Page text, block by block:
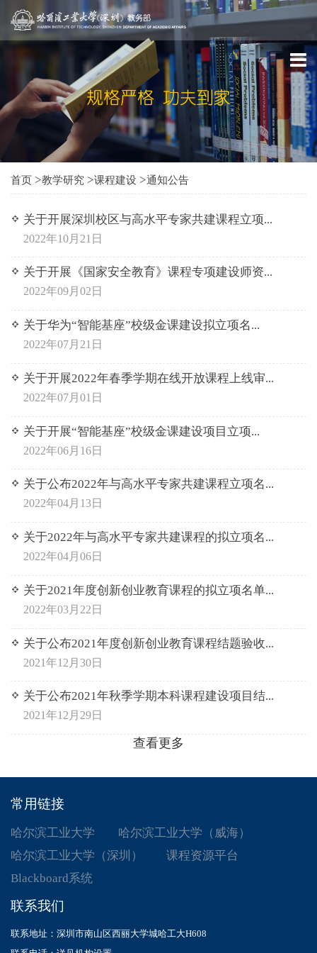
首页 >教学研究 >课程建设 >通知公告
关于开展深圳校区与高水平专家共建课程立项...
2022年10月21日
关于开展《国家安全教育》课程专项建设师资...
2022年09月02日
关于华为“智能基座”校级金课建设拟立项名...
2022年07月21日
关于开展2022年春季学期在线开放课程上线审...
2022年07月01日
关于开展“智能基座”校级金课建设项目立项...
2022年06月16日
关于公布2022年与高水平专家共建课程立项名...
2022年04月13日
关于2022年与高水平专家共建课程的拟立项名...
2022年04月06日
关于2021年度创新创业教育课程的拟立项名单...
2022年03月22日
关于公布2021年度创新创业教育课程结题验收...
2021年12月30日
关于公布2021年秋季学期本科课程建设项目结...
2021年12月29日
查看更多
常用链接
哈尔滨工业大学
哈尔滨工业大学（威海）
哈尔滨工业大学（深圳）
课程资源平台
Blackboard系统
联系我们
联系地址：深圳市南山区西丽大学城哈工大H608